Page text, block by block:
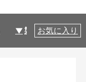
製品仕様
お気に入り